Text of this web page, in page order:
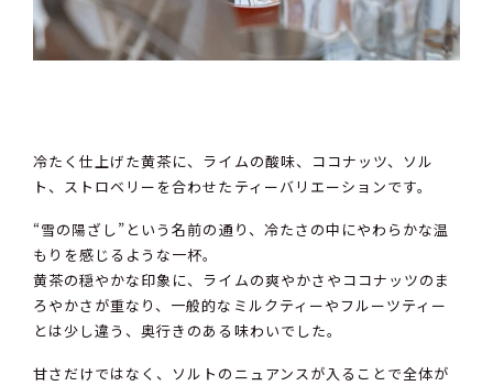
冷たく仕上げた黄茶に、ライムの酸味、ココナッツ、ソル
ト、ストロベリーを合わせたティーバリエーションです。
“雪の陽ざし”という名前の通り、冷たさの中にやわらかな温
もりを感じるような一杯。
黄茶の穏やかな印象に、ライムの爽やかさやココナッツのま
ろやかさが重なり、一般的なミルクティーやフルーツティー
とは少し違う、奥行きのある味わいでした。
甘さだけではなく、ソルトのニュアンスが入ることで全体が